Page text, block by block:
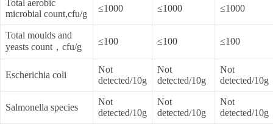
Total aerobic
microbial count,cfu/g
≤1000 ≤1000 ≤1000
Total moulds and
yeasts count，cfu/g
≤100 ≤100 ≤100
Escherichia coli
Not
detected/10g
Not
detected/10g
Not
detected/10g
Salmonella species
Not
detected/10g
Not
detected/10g
Not
detected/10g